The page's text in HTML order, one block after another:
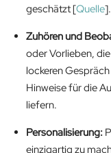
geschätzt [Quelle].
Zuhören und
oder Vorlieben,
lockeren
Hinweise für die
liefern.
Personalisierung:
einzigartig zu